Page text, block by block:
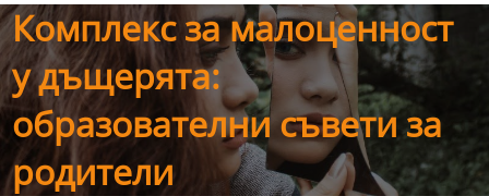
Комплекс за малоценност
у дъщерята:
образователни съвети за
родители